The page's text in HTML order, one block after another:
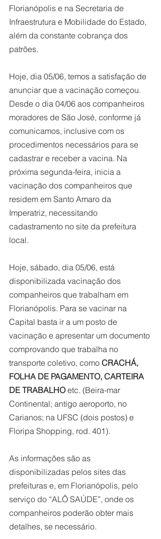
Florianópolis e na Secretaria de
Infraestrutura e Mobilidade do Estado,
além da constante cobrança dos
patrões.
Hoje, dia 05/06, temos a satisfação de
anunciar que a vacinação começou.
Desde o dia 04/06 aos companheiros
moradores de São José, conforme já
comunicamos, inclusive com os
procedimentos necessários para se
cadastrar e receber a vacina. Na
próxima segunda-feira, inicia a
vacinação dos companheiros que
residem em Santo Amaro da
Imperatriz, necessitando
cadastramento no site da prefeitura
local.
Hoje, sábado, dia 05/06, está
disponibilizada vacinação dos
companheiros que trabalham em
Florianópolis. Para se vacinar na
Capital basta ir a um posto de
vacinação e apresentar um documento
comprovando que trabalha no
transporte coletivo, como CRACHÁ,
FOLHA DE PAGAMENTO, CARTEIRA
DE TRABALHO etc. (Beira-mar
Continental; antigo aeroporto, no
Carianos; na UFSC (dois postos) e
Floripa Shopping, rod. 401).
As informações são as
disponibilizadas pelos sites das
prefeituras e, em Florianópolis, pelo
serviço do “ALÔ SAÚDE”, onde os
companheiros poderão obter mais
detalhes, se necessário.